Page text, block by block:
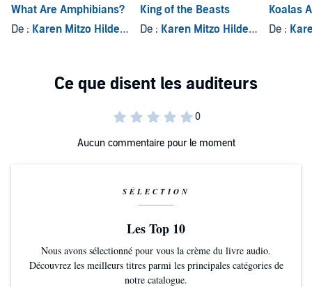
What Are Amphibians?
De : Karen Mitzo Hilderbrand , et autres
King of the Beasts
De : Karen Mitzo Hilderbrand , et
Koalas
De :
Aucun commentaire pour le moment
SÉLECTION
Les Top 10
Nous avons sélectionné pour vous la crème du livre audio.
Découvrez les meilleurs titres parmi les principales catégories de
notre catalogue.